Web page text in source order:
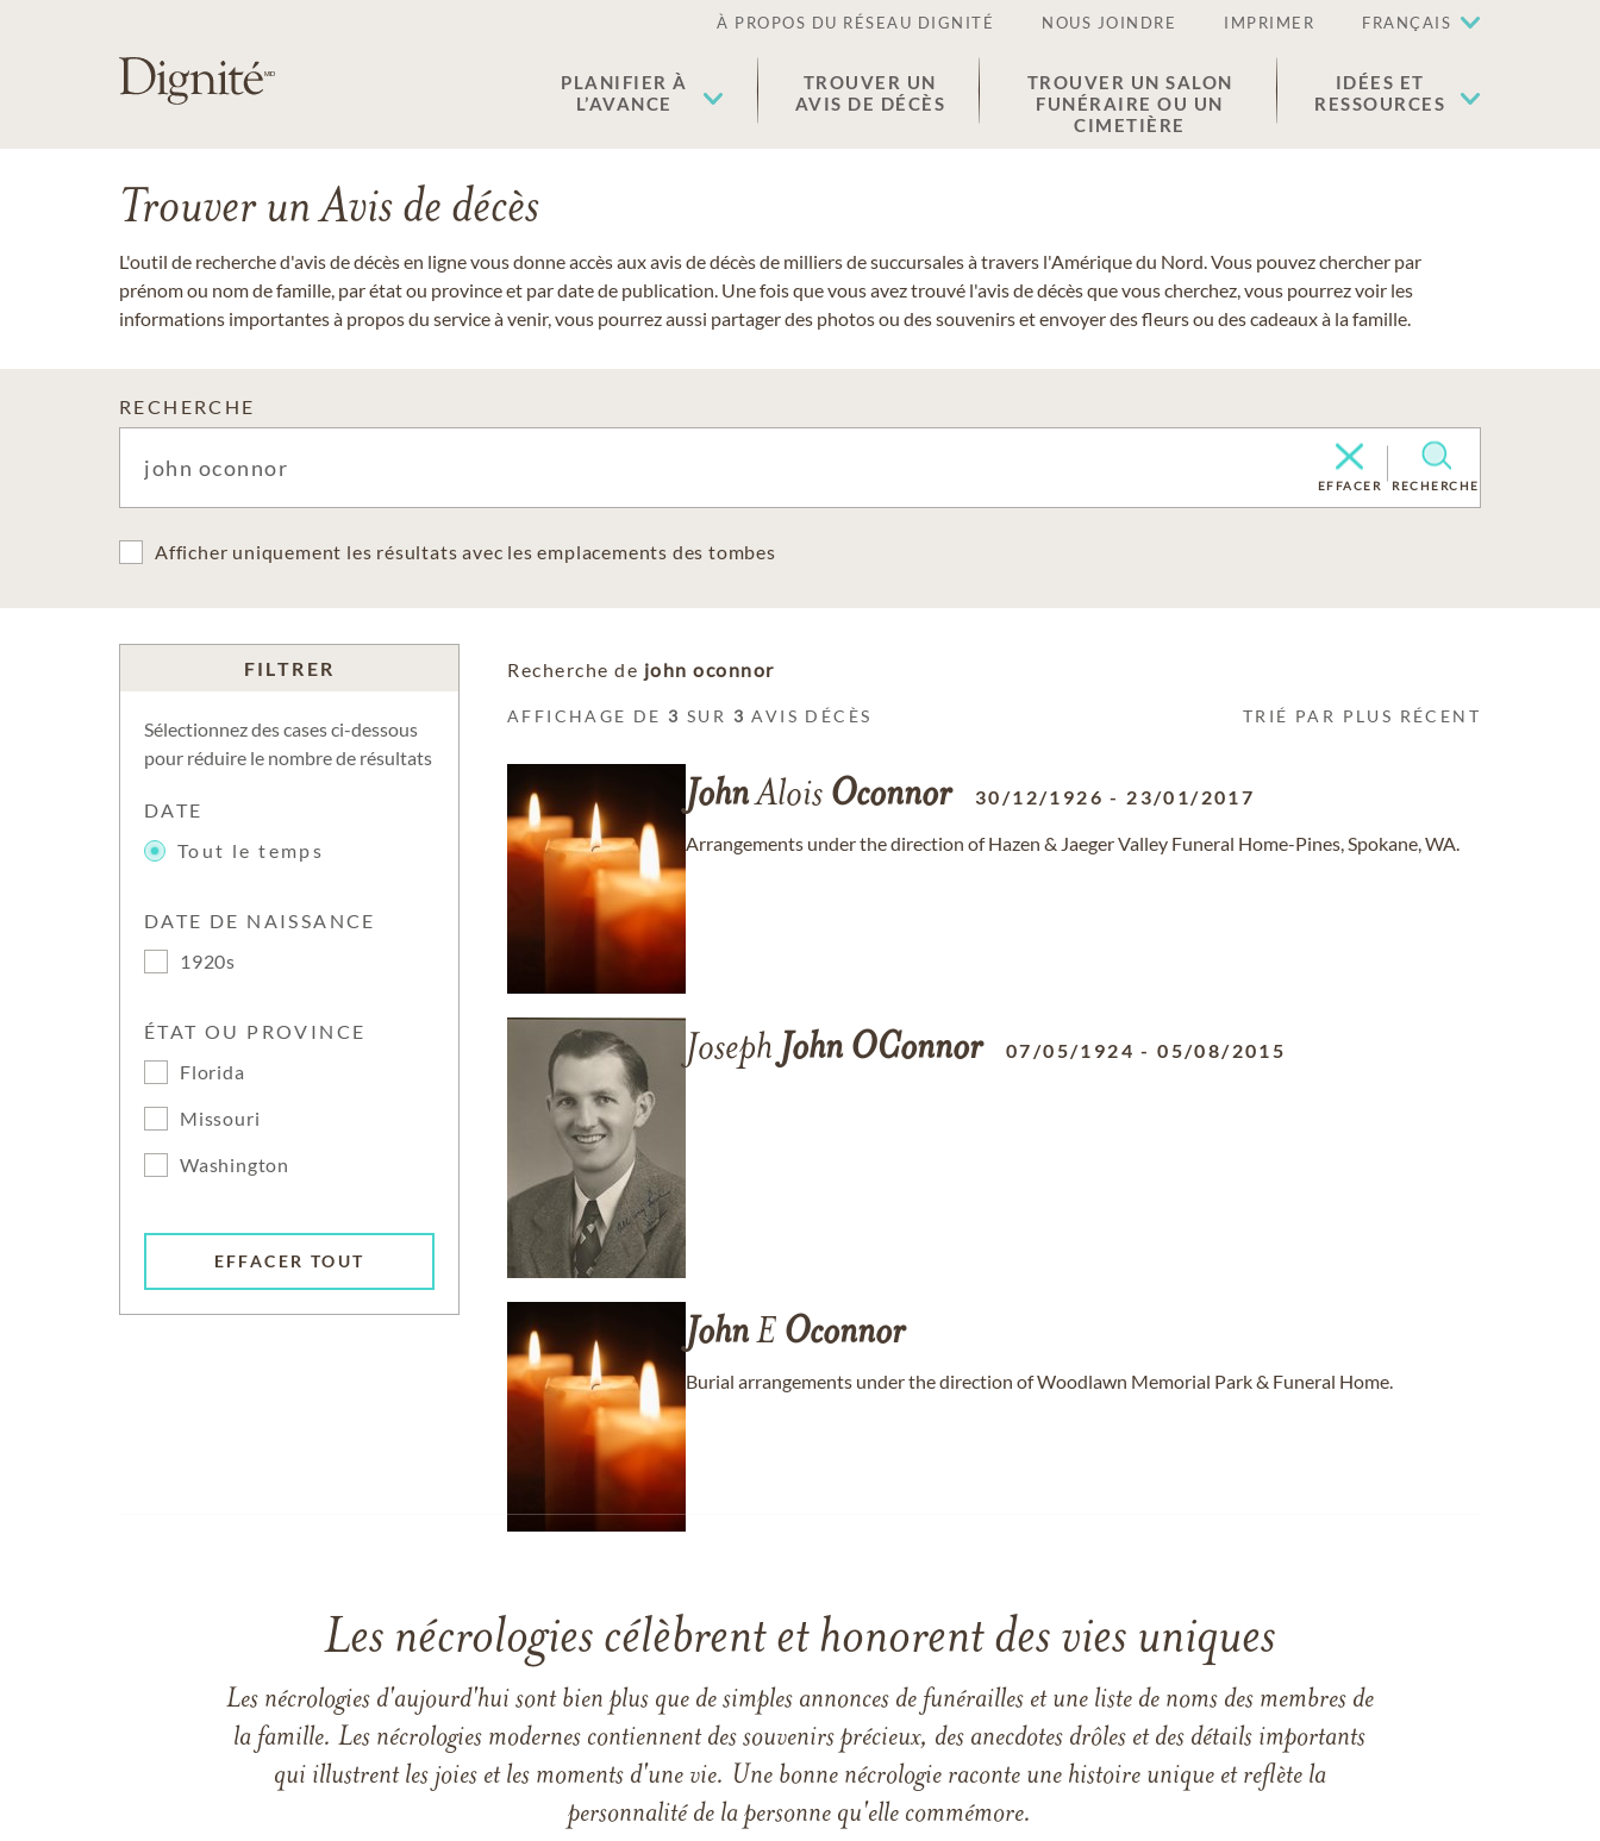
À PROPOS DU RÉSEAU DIGNITÉ NOUS JOINDRE IMPRIMER FRANÇAIS
PLANIFIER À
L’AVANCE
TROUVER UN
AVIS DE DÉCÈS
TROUVER UN SALON
FUNÉRAIRE OU UN
CIMETIÈRE
IDÉES ET
RESSOURCES
Trouver un Avis de décès
L'outil de recherche d'avis de décès en ligne vous donne accès aux avis de décès de milliers de succursales à travers l'Amérique du Nord. Vous pouvez chercher par
prénom ou nom de famille, par état ou province et par date de publication. Une fois que vous avez trouvé l'avis de décès que vous cherchez, vous pourrez voir les
informations importantes à propos du service à venir, vous pourrez aussi partager des photos ou des souvenirs et envoyer des fleurs ou des cadeaux à la famille.
RECHERCHE
EFFACER RECHERCHE
Afficher uniquement les résultats avec les emplacements des tombes
FILTRER
Sélectionnez des cases ci-dessous
pour réduire le nombre de résultats
DATE
Tout le temps
DATE DE NAISSANCE
1920s
ÉTAT OU PROVINCE
Florida
Missouri
Washington
EFFACER TOUT
Recherche de john oconnor
AFFICHAGE DE 3 SUR 3 AVIS DÉCÈS TRIÉ PAR PLUS RÉCENT
JohnAlois Oconnor 30/12/1926 - 23/01/2017
Arrangements under the direction of Hazen & Jaeger Valley Funeral Home-Pines, Spokane, WA.
Joseph John OConnor 07/05/1924 -05/08/2015
JohnE Oconnor
Burial arrangements under the direction of Woodlawn Memorial Park & Funeral Home.
Les nécrologies célèbrent et honorent des vies uniques
Les nécrologies d'aujourd'hui sont bien plus que de simples annonces de funérailles et une liste de noms des membres de
la famille. Les nécrologies modernes contiennent des souvenirs précieux, des anecdotes drôles et des détails importants
qui illustrent les joies et les moments d'une vie. Une bonne nécrologie raconte une histoire unique et reflète la
personnalité de la personne qu'elle commémore.